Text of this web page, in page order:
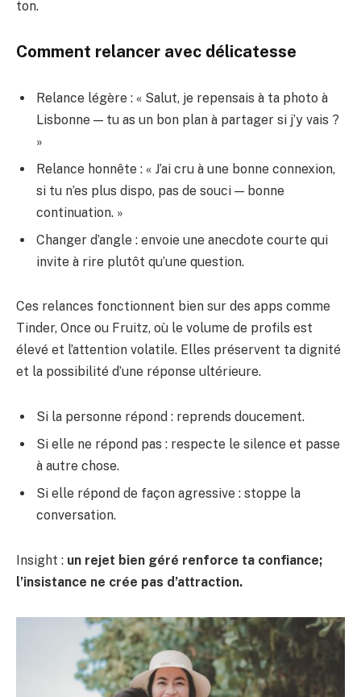
ton.
Comment relancer avec délicatesse
Relance légère : « Salut, je repensais à ta photo à
Lisbonne — tu as un bon plan à partager si j’y vais ?
»
Relance honnête : « J’ai cru à une bonne connexion,
si tu n’es plus dispo, pas de souci — bonne
continuation. »
Changer d’angle : envoie une anecdote courte qui
invite à rire plutôt qu’une question.
Ces relances fonctionnent bien sur des apps comme
Tinder, Once ou Fruitz, où le volume de profils est
élevé et l’attention volatile. Elles préservent ta dignité
et la possibilité d’une réponse ultérieure.
Si la personne répond : reprends doucement.
Si elle ne répond pas : respecte le silence et passe
à autre chose.
Si elle répond de façon agressive : stoppe la
conversation.
Insight : un rejet bien géré renforce ta confiance;
l’insistance ne crée pas d’attraction.